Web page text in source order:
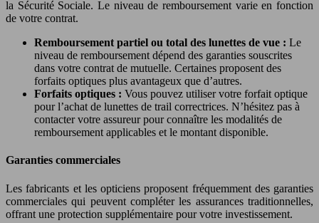
la Sécurité Sociale. Le niveau de remboursement varie en fonction
de votre contrat.
Remboursement partiel ou total des lunettes de vue : Le
niveau de remboursement dépend des garanties souscrites
dans votre contrat de mutuelle. Certaines proposent des
forfaits optiques plus avantageux que d’autres.
Forfaits optiques : Vous pouvez utiliser votre forfait optique
pour l’achat de lunettes de trail correctrices. N’hésitez pas à
contacter votre assureur pour connaître les modalités de
remboursement applicables et le montant disponible.
Garanties commerciales
Les fabricants et les opticiens proposent fréquemment des garanties
commerciales qui peuvent compléter les assurances traditionnelles,
offrant une protection supplémentaire pour votre investissement.